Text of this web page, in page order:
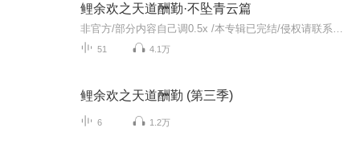
鲤余欢之天道酬勤·不坠青云篇
51 4.1万
鲤余欢之天道酬勤 (第三季)
6 1.2万